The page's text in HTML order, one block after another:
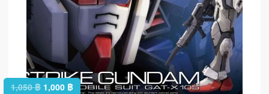
1,050฿ 1,000 ฿